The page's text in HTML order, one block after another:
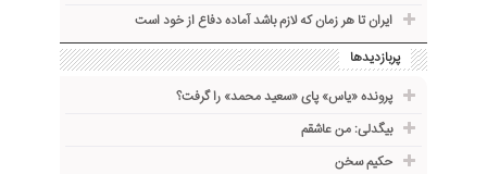
ایران تا هر زمان که لازم باشد آماده دفاع از خود است
پربازدیدها
پرونده «یاس» پای «سعید محمد» را گرفت؟
بیگدلی: من عاشقم
حکیم سخن